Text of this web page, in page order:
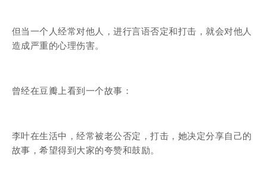
但当一个人经常对他人，进行言语否定和打击，就会对他人
造成严重的心理伤害。
曾经在豆瓣上看到一个故事：
李叶在生活中，经常被老公否定，打击，她决定分享自己的
故事，希望得到大家的夸赞和鼓励。